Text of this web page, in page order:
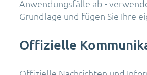
Anwendungsfälle ab -
Grundlage und fügen Sie Ihre
Offizielle